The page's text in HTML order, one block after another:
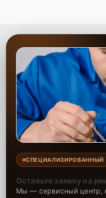
СПЕЦИАЛИЗИРОВАННЫЙ
Оставьте заявку на
Мы — сервисный центр,